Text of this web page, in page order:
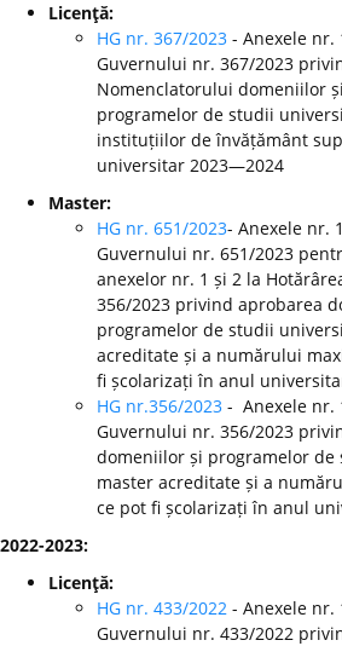
Licenţă:
HG nr. 367/2023 - Anexele
Guvernului nr. 367/2023
Nomenclatorului domeniilor
programelor de studii
instituțiilor de învățământ
universitar 2023—2024
Master:
HG nr. 651/2023- Anexele nr.
Guvernului nr. 651/2023
anexelor nr. 1 și 2 la
356/2023 privind aprobarea
programelor de studii
acreditate și a numărului
fi școlarizați în anul
HG nr.356/2023 - Anexele nr.
Guvernului nr. 356/2023
domeniilor și programelor
master acreditate și a
ce pot fi școlarizați în anul
2022-2023:
Licenţă:
HG nr. 433/2022 - Anexele
Guvernului nr. 433/2022